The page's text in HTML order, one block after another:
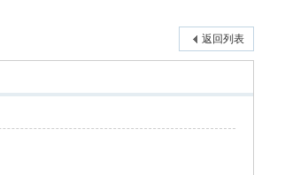
返回列表